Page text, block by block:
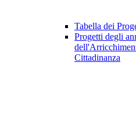
Tabella dei
Progetti degli
Cittadinanza